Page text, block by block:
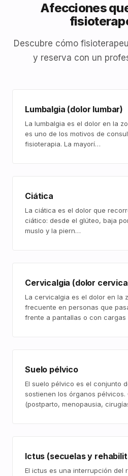
Afecciones
Descubre cómo
y reserva con un
Lumbalgia (dolor lumbar)
La lumbalgia es el dolor en la
es uno de los motivos de
fisioterapia. La mayorí…
Ciática
La ciática es el dolor que
ciático: desde el glúteo, baja
muslo y la piern…
Cervicalgia (dolor
La cervicalgia es el dolor en la
frecuente en personas que
frente a pantallas o con
Suelo pélvico
El suelo pélvico es el conjunto
sostienen los órganos pélvicos.
(postparto, menopausia,
Ictus (secuelas y
El ictus es una interrupción del